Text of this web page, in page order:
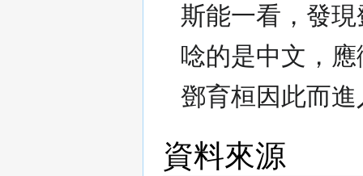
斯能一看，發
唸的是中文，
鄧育桓因此而
資料來源